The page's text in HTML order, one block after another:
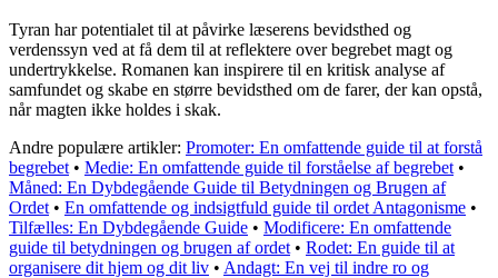
Tyran har potentialet til at påvirke læserens bevidsthed og
verdenssyn ved at få dem til at reflektere over begrebet magt og
undertrykkelse. Romanen kan inspirere til en kritisk analyse af
samfundet og skabe en større bevidsthed om de farer, der kan opstå,
når magten ikke holdes i skak.
Andre populære artikler: Promoter: En omfattende guide til at forstå
begrebet • Medie: En omfattende guide til forståelse af begrebet •
Måned: En Dybdegående Guide til Betydningen og Brugen af
Ordet • En omfattende og indsigtfuld guide til ordet Antagonisme •
Tilfælles: En Dybdegående Guide • Modificere: En omfattende
guide til betydningen og brugen af ordet • Rodet: En guide til at
organisere dit hjem og dit liv • Andagt: En vej til indre ro og